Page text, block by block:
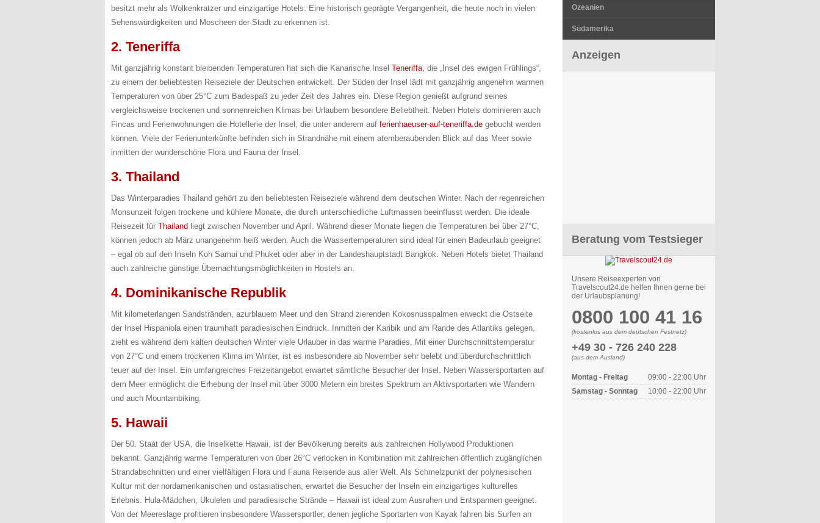
besitzt mehr als Wolkenkratzer und einzigartige Hotels: Eine historisch geprägte Vergangenheit, die heute noch in vielen
Sehenswürdigkeiten und Moscheen der Stadt zu erkennen ist.
2. Teneriffa
Mit ganzjährig konstant bleibenden Temperaturen hat sich die Kanarische Insel Teneriffa, die „Insel des ewigen Frühlings“,
zu einem der beliebtesten Reiseziele der Deutschen entwickelt. Der Süden der Insel lädt mit ganzjährig angenehm warmen
Temperaturen von über 25°C zum Badespaß zu jeder Zeit des Jahres ein. Diese Region genießt aufgrund seines
vergleichsweise trockenen und sonnenreichen Klimas bei Urlaubern besondere Beliebtheit. Neben Hotels dominieren auch
Fincas und Ferienwohnungen die Hotellerie der Insel, die unter anderem auf ferienhaeuser-auf-teneriffa.de gebucht werden
können. Viele der Ferienunterkünfte befinden sich in Strandnähe mit einem atemberaubenden Blick auf das Meer sowie
inmitten der wunderschöne Flora und Fauna der Insel.
3. Thailand
Das Winterparadies Thailand gehört zu den beliebtesten Reiseziele während dem deutschen Winter. Nach der regenreichen
Monsunzeit folgen trockene und kühlere Monate, die durch unterschiedliche Luftmassen beeinflusst werden. Die ideale
Reisezeit für Thailand liegt zwischen November und April. Während dieser Monate liegen die Temperaturen bei über 27°C,
können jedoch ab März unangenehm heiß werden. Auch die Wassertemperaturen sind ideal für einen Badeurlaub geeignet
– egal ob auf den Inseln Koh Samui und Phuket oder aber in der Landeshauptstadt Bangkok. Neben Hotels bietet Thailand
auch zahlreiche günstige Übernachtungsmöglichkeiten in Hostels an.
4. Dominikanische Republik
Mit kilometerlangen Sandstränden, azurblauem Meer und den Strand zierenden Kokosnusspalmen erweckt die Ostseite
der Insel Hispaniola einen traumhaft paradiesischen Eindruck. Inmitten der Karibik und am Rande des Atlantiks gelegen,
zieht es während dem kalten deutschen Winter viele Urlauber in das warme Paradies. Mit einer Durchschnittstemperatur
von 27°C und einem trockenen Klima im Winter, ist es insbesondere ab November sehr belebt und überdurchschnittlich
teuer auf der Insel. Ein umfangreiches Freizeitangebot erwartet sämtliche Besucher der Insel. Neben Wassersportarten auf
dem Meer ermöglicht die Erhebung der Insel mit über 3000 Metern ein breites Spektrum an Aktivsportarten wie Wandern
und auch Mountainbiking.
5. Hawaii
Der 50. Staat der USA, die Inselkette Hawaii, ist der Bevölkerung bereits aus zahlreichen Hollywood Produktionen
bekannt. Ganzjährig warme Temperaturen von über 26°C verlocken in Kombination mit zahlreichen öffentlich zugänglichen
Strandabschnitten und einer vielfältigen Flora und Fauna Reisende aus aller Welt. Als Schmelzpunkt der polynesischen
Kultur mit der nordamerikanischen und ostasiatischen, erwartet die Besucher der Inseln ein einzigartiges kulturelles
Erlebnis. Hula-Mädchen, Ukulelen und paradiesische Strände – Hawaii ist ideal zum Ausruhen und Entspannen geeignet.
Von der Meereslage profitieren insbesondere Wassersportler, denen jegliche Sportarten von Kayak fahren bis Surfen an
Ozeanien
Südamerika
Anzeigen
Beratung vom Testsieger
Unsere Reiseexperten von
Travelscout24.de helfen Ihnen gerne bei
der Urlaubsplanung!
0800 100 41 16
(kostenlos aus dem deutschen Festnetz)
+49 30 - 726 240 228
(aus dem Ausland)
Montag - Freitag
09:00 - 22:00 Uhr
Samstag - Sonntag
10:00 - 22:00 Uhr